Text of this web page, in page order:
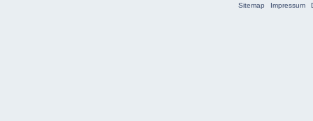
Sitemap
Impressum